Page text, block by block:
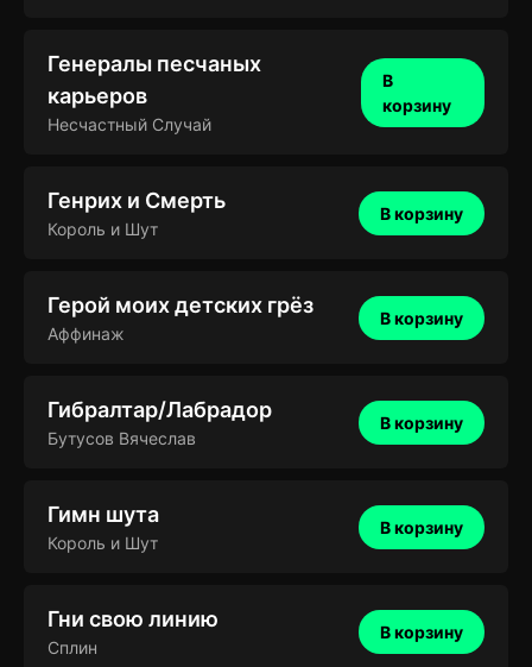
Генералы песчаных
карьеров
Несчастный Случай
В
корзину
Генрих и Смерть
Король и Шут
В корзину
Герой моих детских грёз
Аффинаж
В корзину
Гибралтар/Лабрадор
Бутусов Вячеслав
В корзину
Гимн шута
Король и Шут
В корзину
Гни свою линию
Сплин
В корзину